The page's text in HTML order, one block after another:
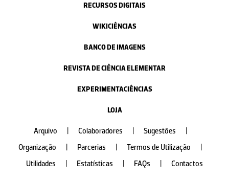
RECURSOS DIGITAIS
WIKICIÊNCIAS
BANCO DE IMAGENS
REVISTA DE CIÊNCIA ELEMENTAR
EXPERIMENTACIÊNCIAS
LOJA
Arquivo Colaboradores Sugestões
Organização
Parcerias Termos de Utilização
Utilidades
Estatísticas FAQs Contactos